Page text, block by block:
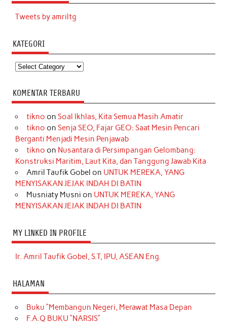
Tweets by amriltg
KATEGORI
Kategori
KOMENTAR TERBARU
tikno on Soal Ikhlas, Kita Semua Masih Amatir
tikno on Senja SEO, Fajar GEO: Saat Mesin Pencari
Berganti Menjadi Mesin Penjawab
tikno on Nusantara di Persimpangan Gelombang:
Konstruksi Maritim, Laut Kita, dan Tanggung Jawab Kita
Amril Taufik Gobel on UNTUK MEREKA, YANG
MENYISAKAN JEJAK INDAH DI BATIN
Musniaty Musni on UNTUK MEREKA, YANG
MENYISAKAN JEJAK INDAH DI BATIN
MY LINKED IN PROFILE
Ir. Amril Taufik Gobel, S.T, IPU, ASEAN Eng.
HALAMAN
Buku “Membangun Negeri, Merawat Masa Depan
F.A.Q BUKU “NARSIS”